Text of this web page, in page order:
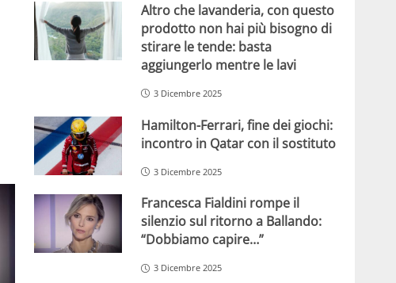
Altro che lavanderia, con questo
prodotto non hai più bisogno di
stirare le tende: basta
aggiungerlo mentre le lavi
3 Dicembre 2025
Hamilton-Ferrari, fine dei giochi:
incontro in Qatar con il sostituto
3 Dicembre 2025
Francesca Fialdini rompe il
silenzio sul ritorno a Ballando:
“Dobbiamo capire…”
3 Dicembre 2025